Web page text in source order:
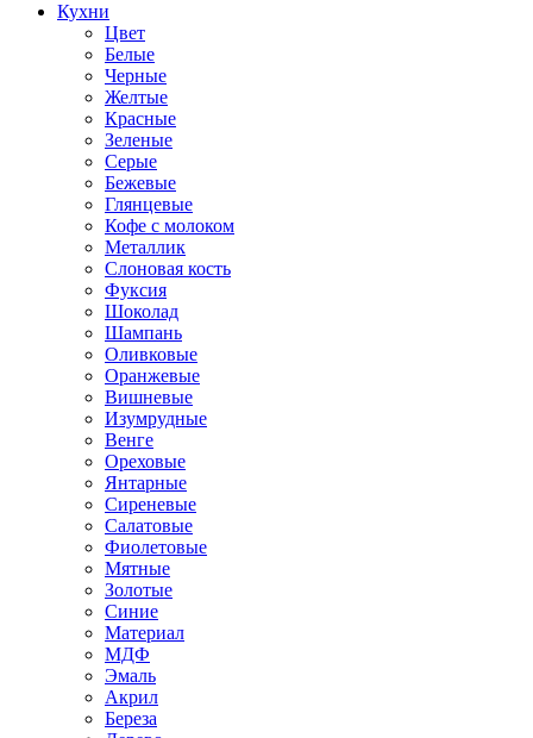
Кухни
Цвет
Белые
Черные
Желтые
Красные
Зеленые
Серые
Бежевые
Глянцевые
Кофе с молоком
Металлик
Слоновая кость
Фуксия
Шоколад
Шампань
Оливковые
Оранжевые
Вишневые
Изумрудные
Венге
Ореховые
Янтарные
Сиреневые
Салатовые
Фиолетовые
Мятные
Золотые
Синие
Материал
МДФ
Эмаль
Акрил
Береза